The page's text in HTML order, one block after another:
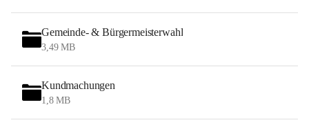
Gemeinde- & Bürgermeisterwahl
3,49 MB
Kundmachungen
1,8 MB